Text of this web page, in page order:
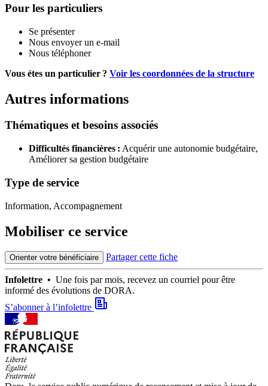
Pour les particuliers
Se présenter
Nous envoyer un e-mail
Nous téléphoner
Vous étes un particulier ? Voir les coordonnées de la structure
Autres informations
Thématiques et besoins associés
Difficultés financières : Acquérir une autonomie budgétaire,
Améliorer sa gestion budgétaire
Type de service
Information, Accompagnement
Mobiliser ce service
Orienter votre bénéficiaire Partager cette fiche
Infolettre • Une fois par mois, recevez un courriel pour être
informé des évolutions de DORA.
S’abonner à l’infolettre